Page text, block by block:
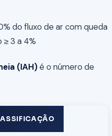
do fluxo de ar com queda
≥ 3 a 4%
(IAH)é o número de